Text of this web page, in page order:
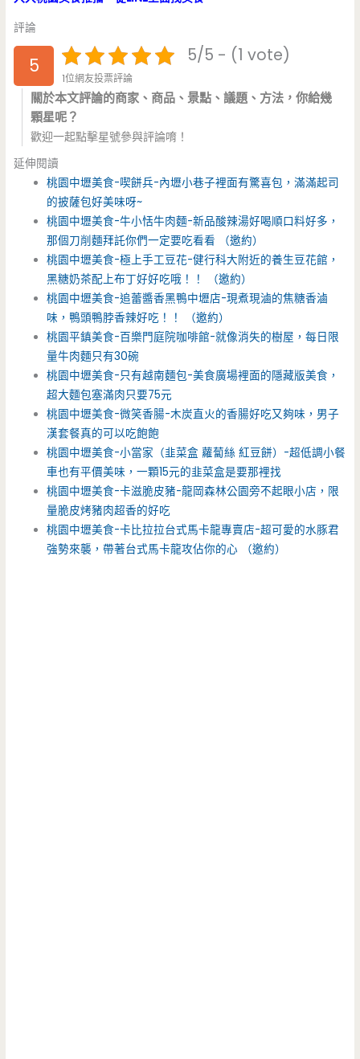
評論
5 5/5 - (1 vote)
1位網友投票評論
關於本文評論的商家、商品、景點、議題、方法，你給幾
顆星呢？
歡迎一起點擊星號參與評論唷！
延伸閱讀
桃園中壢美食-喫餅兵-內壢小巷子裡面有驚喜包，滿滿起司
的披薩包好美味呀~
桃園中壢美食-牛小恬牛肉麵-新品酸辣湯好喝順口料好多，
那個刀削麵拜託你們一定要吃看看 （邀約）
桃園中壢美食-極上手工豆花-健行科大附近的養生豆花館，
黑糖奶茶配上布丁好好吃哦！！ （邀約）
桃園中壢美食-追蕾醬香黑鴨中壢店-現煮現滷的焦糖香滷
味，鴨頭鴨脖香辣好吃！！ （邀約）
桃園平鎮美食-百樂門庭院咖啡館-就像消失的樹屋，每日限
量牛肉麵只有30碗
桃園中壢美食-只有越南麵包-美食廣場裡面的隱藏版美食，
超大麵包塞滿肉只要75元
桃園中壢美食-微笑香腸-木炭直火的香腸好吃又夠味，男子
漢套餐真的可以吃飽飽
桃園中壢美食-小當家（韭菜盒 蘿蔔絲 紅豆餅）-超低調小餐
車也有平價美味，一顆15元的韭菜盒是要那裡找
桃園中壢美食-卡滋脆皮豬-龍岡森林公園旁不起眼小店，限
量脆皮烤豬肉超香的好吃
桃園中壢美食-卡比拉拉台式馬卡龍專賣店-超可愛的水豚君
強勢來襲，帶著台式馬卡龍攻佔你的心 （邀約）